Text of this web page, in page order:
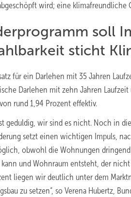
wird; eine klimafreundliche
soll
sticht
für ein Darlehen mit 35 Jahren
Darlehen mit zehn Jahren
rund 1,94 Prozent effektiv.
geduldig, wir sind es nicht. Noch in
setzt einen wichtigen Impuls,
obwohl die Wohnungen
und Wohnraum entsteht, der
liegen wir deutlich unter dem
zu setzen“, so Verena Hubertz,